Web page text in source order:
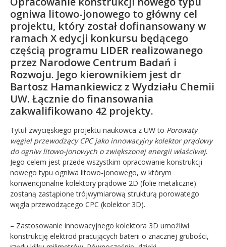
ogniwa litowo-jonowego to główny cel
projektu, który został dofinansowany w
ramach X edycji konkursu będącego
częścią programu LIDER realizowanego
przez Narodowe Centrum Badań i
Rozwoju. Jego kierownikiem jest dr
Bartosz Hamankiewicz z Wydziału Chemii
UW. Łącznie do finansowania
zakwalifikowano 42 projekty.
Tytuł zwycięskiego projektu naukowca z UW to Porowaty
węgiel przewodzący CPC jako innowacyjny kolektor prądowy
do ogniw litowo-jonowych o zwiększonej energii właściwej.
Jego celem jest przede wszystkim opracowanie konstrukcji
nowego typu ogniwa litowo-jonowego, w którym
konwencjonalne kolektory prądowe 2D (folie metaliczne)
zostaną zastąpione trójwymiarową strukturą porowatego
węgla przewodzącego CPC (kolektor 3D).
– Zastosowanie innowacyjnego kolektora 3D umożliwi
konstrukcję elektrod pracujących baterii o znacznej grubości,